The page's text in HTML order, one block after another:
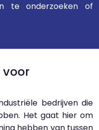
te onderzoeken of
voor
bedrijven die
Het gaat hier om